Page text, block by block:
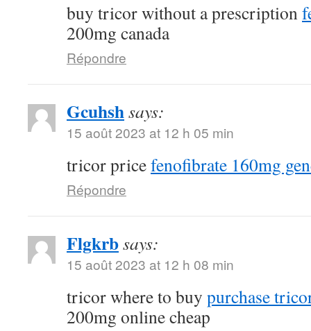
buy tricor without a prescription
200mg canada
Répondre
Gcuhshsays:
15 août 2023 at 12 h 05 min
tricor pricefenofibrate 160mg
Répondre
Flgkrbsays:
15 août 2023 at 12 h 08 min
tricor where to buy purchase
200mg online cheap